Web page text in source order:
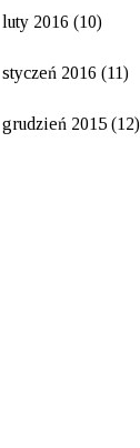
luty 2016 (10)
styczeń 2016 (11)
grudzień 2015 (12)